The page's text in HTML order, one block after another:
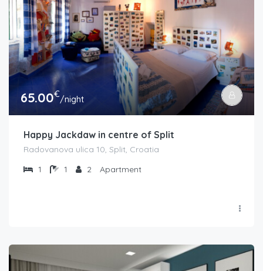
65.00€/night
Happy Jackdaw in centre of Split
Radovanova ulica 10, Split, Croatia
1
1 2 Apartment